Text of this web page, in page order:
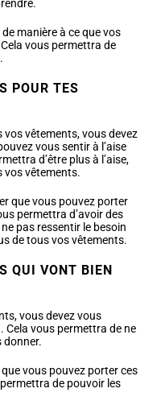
manière à ce que vos
vous permettra de
POUR TES
vêtements, vous devez
vous sentir à l’aise
d’être plus à l’aise,
vos vêtements.
que vous pouvez porter
permettra d’avoir des
pas ressentir le besoin
de tous vos vêtements.
QUI VONT BIEN
vous devez vous
Cela vous permettra de ne
donner.
vous pouvez porter ces
de pouvoir les